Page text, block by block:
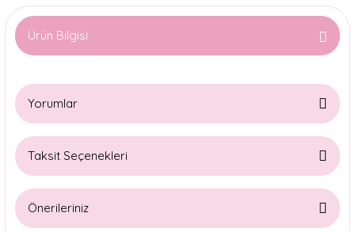
Ürün Bilgisi
Yorumlar
Taksit Seçenekleri
Önerileriniz